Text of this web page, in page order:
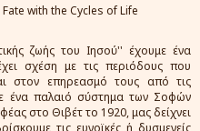
with the Cycles of Life
ζωής του Ιησού'' έχουμε ένα
σχέση με τις περιόδους που
στον επηρεασμό τους από τις
ένα παλαιό σύστημα των Σοφών
στο Θιβέτ το 1920, μας δείχνει
τις ευνοϊκές ή δυσμενείς